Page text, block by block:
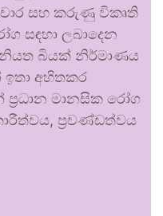
සහ කරුණු විකෘති
සඳහා ලබාදෙන
බියක් නිර්මාණය
අහිතකර
මානසික රෝග
ප්‍රචණ්ඩත්වය